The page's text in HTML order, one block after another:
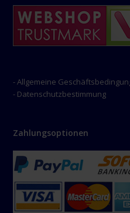
- Allgemeine
- Datenschutzbestimmung
Zahlungsoptionen